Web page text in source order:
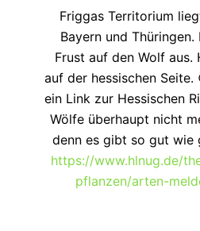
Friggas Territorium
Bayern und
Frust auf den Wolf aus.
auf der hessischen
ein Link zur Hessischen
Wölfe überhaupt nicht
denn es gibt so gut wie
https://www.hlnug.de/
pflanzen/arten-